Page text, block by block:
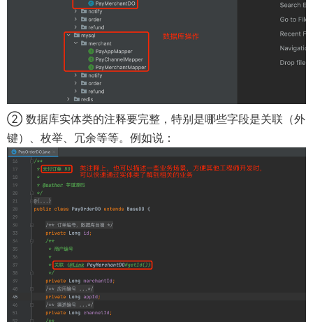
② 数据库实体类的注释要完整，特别是哪些字段是关联（外
键）、枚举、冗余等等。例如说：